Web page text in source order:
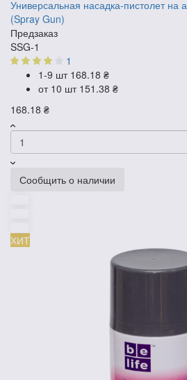
Универсальная насадка-пистолет на
(Spray Gun)
Предзаказ
SSG-1
1
1-9 шт 168.18 ₴
от 10 шт 151.38 ₴
168.18 ₴
Сообщить о наличии
ХИТ